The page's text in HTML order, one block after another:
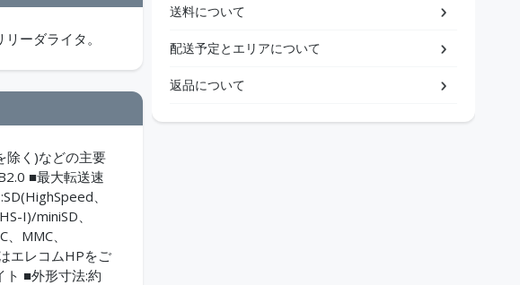
ーダライタ。
除く)などの主要
■最大転送速
、
I)/miniSD、
MMC、
エレコムHPをご
■外形寸法:約
送料について
配送予定とエリアについて
返品について